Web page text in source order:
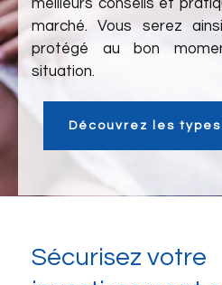
meilleurs conseils et
marché. Vous serez
protégé au bon
situation.
Découvrez les
Sécurisez votre